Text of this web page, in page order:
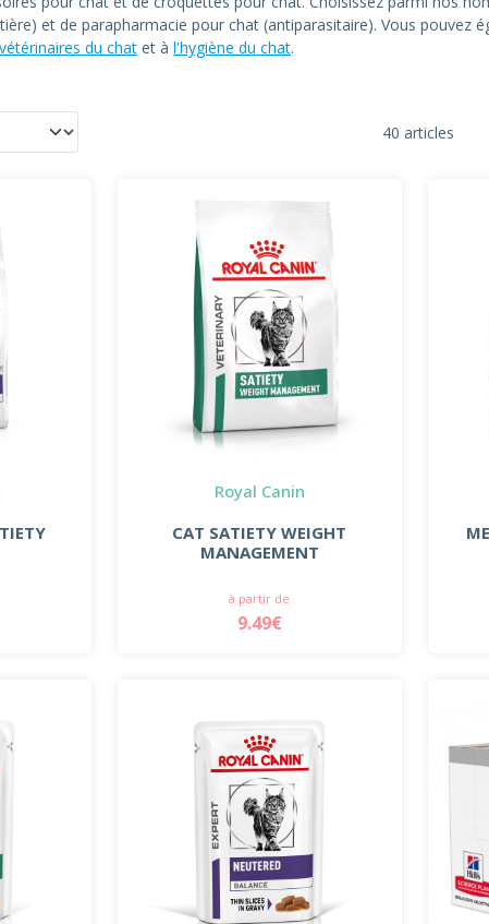
et de parapharmacie pour chat (antiparasitaire). Vous pouvez
du chat et à l'hygiène du chat.
40 articles
Royal Canin
CAT SATIETY WEIGHT
MANAGEMENT
à partir de
9.49€